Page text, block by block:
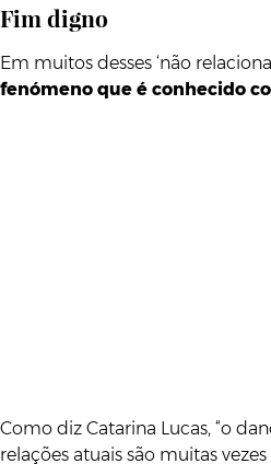
Fim digno
Em muitos desses ‘não
fenómeno que é conhecido
Como diz Catarina Lucas, “o
relações atuais são muitas